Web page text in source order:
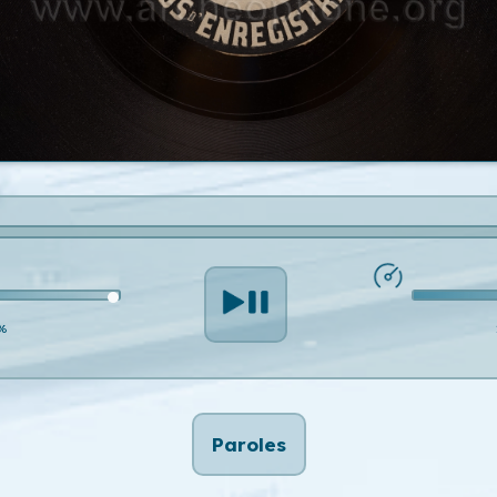
Paroles